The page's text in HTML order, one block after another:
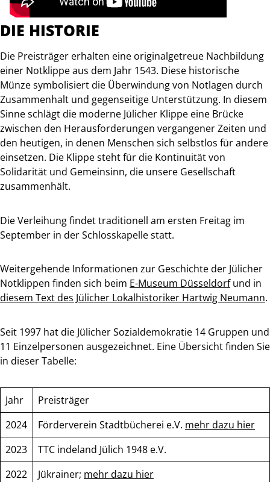
DIE HISTORIE
Die Preisträger erhalten eine originalgetreue Nachbildung
einer Notklippe aus dem Jahr 1543. Diese historische
Münze symbolisiert die Überwindung von Notlagen durch
Zusammenhalt und gegenseitige Unterstützung. In diesem
Sinne schlägt die moderne Jülicher Klippe eine Brücke
zwischen den Herausforderungen vergangener Zeiten und
den heutigen, in denen Menschen sich selbstlos für andere
einsetzen. Die Klippe steht für die Kontinuität von
Solidarität und Gemeinsinn, die unsere Gesellschaft
zusammenhält.
Die Verleihung findet traditionell am ersten Freitag im
September in der Schlosskapelle statt.
Weitergehende Informationen zur Geschichte der Jülicher
Notklippen finden sich beim E-Museum Düsseldorfund in
diesem Text des Jülicher Lokalhistoriker Hartwig Neumann.
Seit 1997 hat die Jülicher Sozialdemokratie 14 Gruppen und
11 Einzelpersonen ausgezeichnet. Eine Übersicht finden Sie
in dieser Tabelle:
Jahr
Preisträger
2024
Förderverein Stadtbücherei e.V. mehr dazu hier
2023
TTC indeland Jülich 1948 e.V.
2022
Jükrainer; mehr dazu hier